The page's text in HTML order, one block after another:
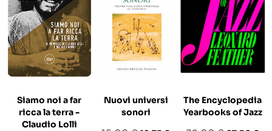
Siamo noi a far
ricca la terra -
Claudio Lolli
Nuovi universi
sonori
The Encyclopedia
Yearbooks of Jazz